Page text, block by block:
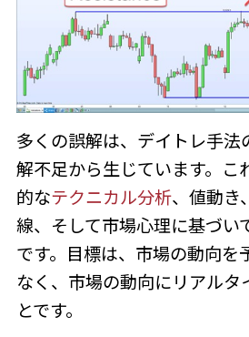
多くの誤解は、デイトレ手法
解不足から生じています。こ
的なテクニカル分析、値動き
線、そして市場心理に基づい
です。目標は、市場の動向を
なく、市場の動向にリアルタ
とです。